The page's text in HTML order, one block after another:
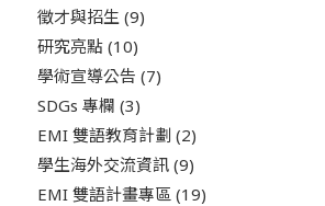
徵才與招生(9)
研究亮點(10)
學術宣導公告 (7)
SDGs 專欄 (3)
EMI 雙語教育計劃 (2)
學生海外交流資訊(9)
EMI 雙語計畫專區(19)